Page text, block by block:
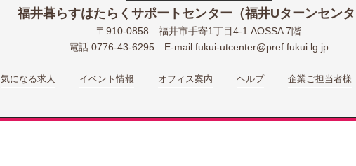
福井暮らすはたらくサポートセンター（福井Uターンセン
〒910-0858
福井市手寄1丁目4-1 AOSSA 7階
電話:0776-43-6295
E-mail:fukui-utcenter@pref.fukui.lg.jp
気になる求人 イベント情報 オフィス案内 ヘルプ 企業ご担当者様